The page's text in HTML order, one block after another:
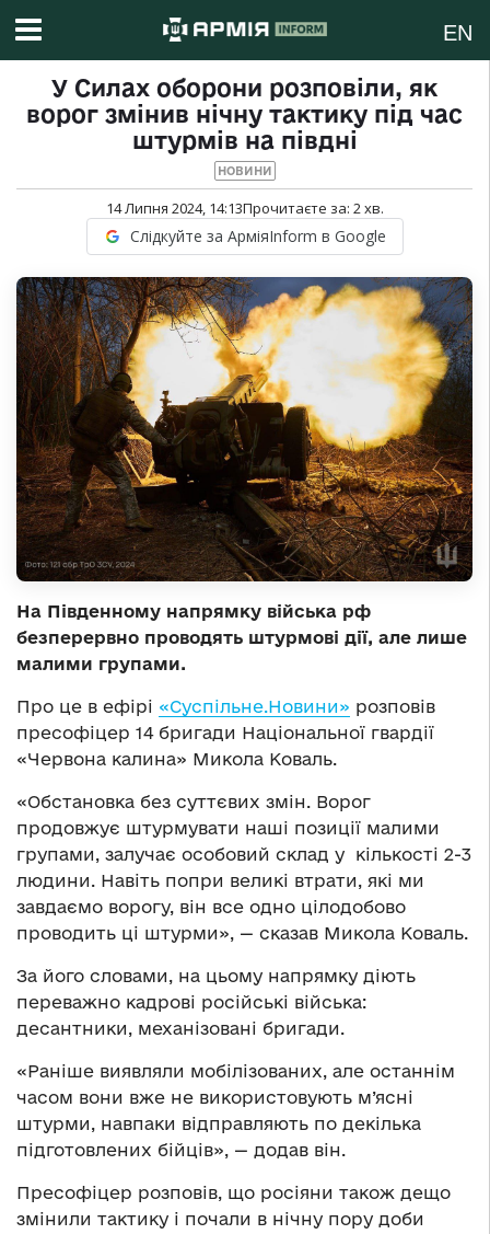
EN
У Силах оборони розповіли, як
ворог змінив нічну тактику під час
штурмів на півдні
НОВИНИ
14 Липня 2024, 14:13Прочитаєте за: 2хв.
Слідкуйте за АрміяInform в Google
На Південному напрямку війська рф
безперервно проводять штурмові дії, але лише
малими групами.
Про це в ефірі «Суспільне.Новини» розповів
пресофіцер 14 бригади Національної гвардії
«Червона калина» Микола Коваль.
«Обстановка без суттєвих змін. Ворог
продовжує штурмувати наші позиції малими
групами, залучає особовий склад у кількості 2-3
людини. Навіть попри великі втрати, які ми
завдаємо ворогу, він все одно цілодобово
проводить ці штурми», — сказав Микола Коваль.
За його словами, на цьому напрямку діють
переважно кадрові російські війська:
десантники, механізовані бригади.
«Раніше виявляли мобілізованих, але останнім
часом вони вже не використовують м’ясні
штурми, навпаки відправляють по декілька
підготовлених бійців», — додав він.
Пресофіцер розповів, що росіяни також дещо
змінили тактику і почали в нічну пору доби